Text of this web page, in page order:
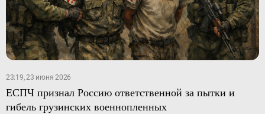
23:19, 23 июня 2026
ЕСПЧ признал Россию ответственной за пытки и
гибель грузинских военнопленных